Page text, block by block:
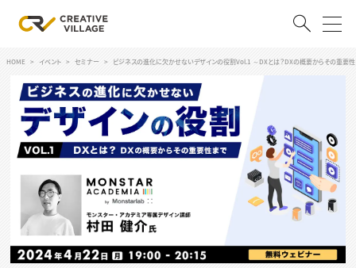
ACCOUNT
ログイン
RECRUIT
クリエイター求人を探す
CREATIVE JOB求人検索
特集求人
採用説明会
転職支援サービス
CONTENTS
HOME イベント セミナー ビジネスの進化に欠かせないデザインの役割Vol.1 ～DXとは？DXの概要からその重要性